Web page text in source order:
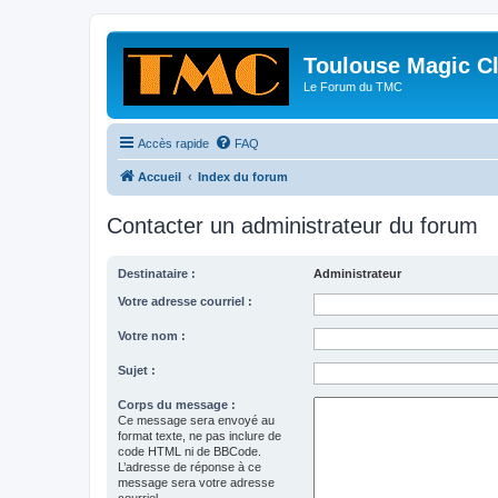
Toulouse Magic
Le Forum du TMC
Accès rapide FAQ
Accueil Index du forum
Contacter un administrateur du forum
Destinataire : Administrateur
Votre adresse courriel :
Votre nom :
Sujet :
Corps du message :
Ce message sera envoyé au
format texte, ne pas inclure de
code HTML ni de BBCode.
L’adresse de réponse à ce
message sera votre adresse